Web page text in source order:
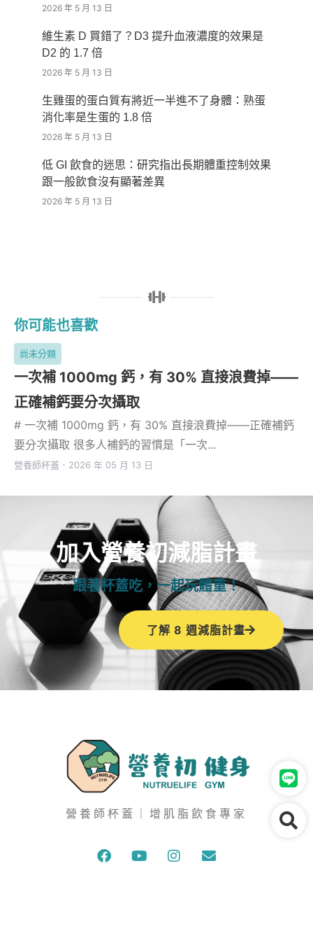
2026 年 5 月 13 日
維生素 D 買錯了？D3 提升血液濃度的效果是
D2 的 1.7 倍
2026 年 5 月 13 日
生雞蛋的蛋白質有將近一半進不了身體：熟蛋
消化率是生蛋的 1.8 倍
2026 年 5 月 13 日
低 GI 飲食的迷思：研究指出長期體重控制效果
跟一般飲食沒有顯著差異
2026 年 5 月 13 日
你可能也喜歡
尚未分類
一次補 1000mg 鈣，有 30% 直接浪費掉——
正確補鈣要分次攝取
# 一次補 1000mg 鈣，有 30% 直接浪費掉——正確補鈣
要分次攝取 很多人補鈣的習慣是「一次...
營養師杯蓋 ． 2026 年 05 月 13 日
加入營養初減脂計畫
跟著杯蓋吃，一起玩體重！
了解 8 週減脂計畫
營養師杯蓋｜增肌脂飲食專家